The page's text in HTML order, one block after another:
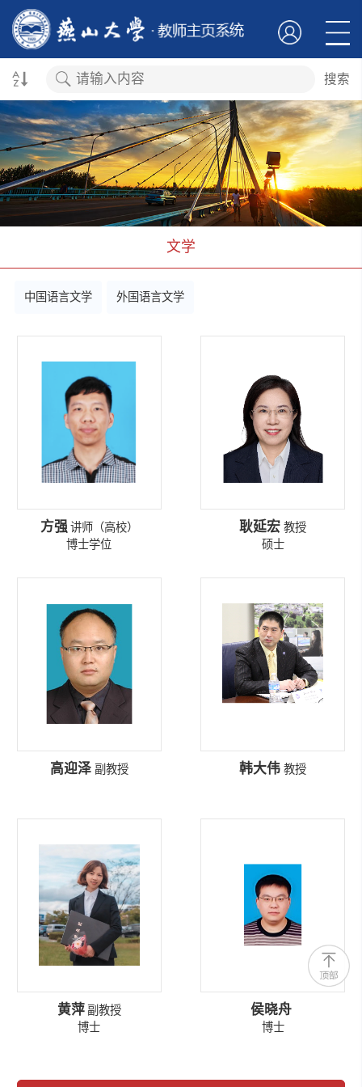
搜索
文学
中国语言文学 外国语言文学
方强 讲师（高校）
博士学位
耿延宏 教授
硕士
高迎泽 副教授 韩大伟 教授
黄萍 副教授
博士
侯晓舟
博士